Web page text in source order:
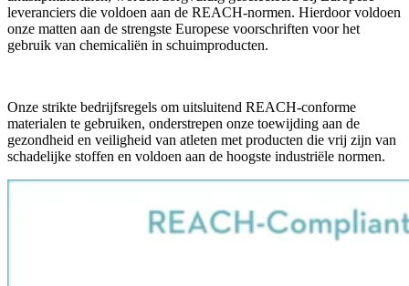
leveranciers die voldoen aan de REACH-normen. Hierdoor voldoen
onze matten aan de strengste Europese voorschriften voor het
gebruik van chemicaliën in schuimproducten.
Onze strikte bedrijfsregels om uitsluitend REACH-conforme
materialen te gebruiken, onderstrepen onze toewijding aan de
gezondheid en veiligheid van atleten met producten die vrij zijn van
schadelijke stoffen en voldoen aan de hoogste industriële normen.